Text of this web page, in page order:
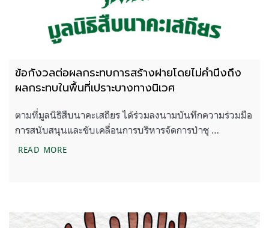
ข้อกังวลต่อผลกระทบการสร้างฝายโดยไม่คำนึงถึง
ผลกระทบในพื้นที่เปราะบางทางนิเวศ
ตามที่มูลนิธิสืบนาคะเสถียร ได้ร่วมลงนามบันทึกความร่วมมือ
การสนับสนุนและขับเคลื่อนการบริหารจัดการป่าชุ …
READ MOREข้อกังวลต่อผลกระทบการสร้างฝายโดยไม่คำนึงถึงผล